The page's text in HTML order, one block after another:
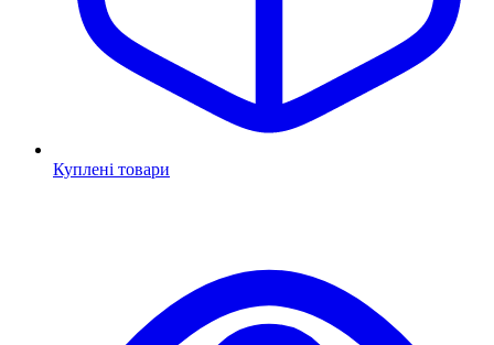
Куплені товари